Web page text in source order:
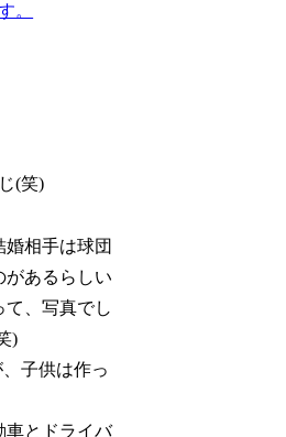
。
(笑)
相手は球団
があるらしい
て、写真でし
)
子供は作っ
車とドライバ